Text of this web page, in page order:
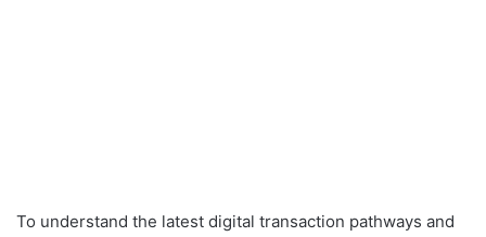
To understand the latest digital transaction pathways and